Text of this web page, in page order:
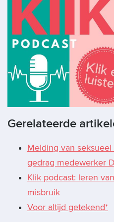
Gerelateerde
Melding van
gedrag medewerker
Klik podcast: leren
misbruik
Voor altijd getekend*